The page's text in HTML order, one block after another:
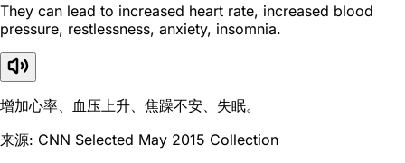
They can lead to increased heart rate, increased blood
pressure, restlessness, anxiety, insomnia.
增加心率、血压上升、焦躁不安、失眠。
来源: CNN Selected May 2015 Collection